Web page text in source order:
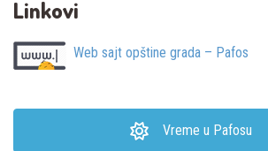
Linkovi
Web sajt opštine grada – Pafos
Vreme u Pafosu